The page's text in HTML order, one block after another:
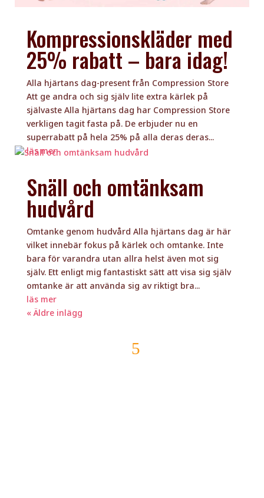
Kompressionskläder med
25% rabatt – bara idag!
Alla hjärtans dag-present från Compression Store
Att ge andra och sig själv lite extra kärlek på
självaste Alla hjärtans dag har Compression Store
verkligen tagit fasta på. De erbjuder nu en
superrabatt på hela 25% på alla deras deras...
läs mer
Snäll och omtänksam
hudvård
Omtanke genom hudvård Alla hjärtans dag är här
vilket innebär fokus på kärlek och omtanke. Inte
bara för varandra utan allra helst även mot sig
själv. Ett enligt mig fantastiskt sätt att visa sig själv
omtanke är att använda sig av riktigt bra...
läs mer
« Äldre inlägg